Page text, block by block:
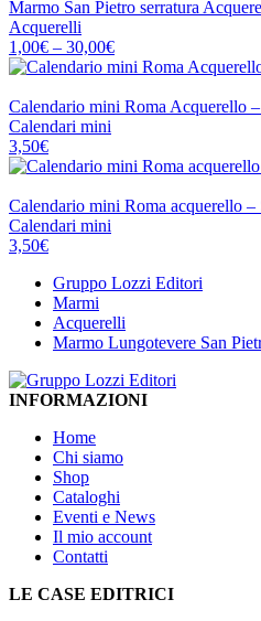
Marmo San Pietro serratura
Acquerelli
1,00€ – 30,00€Fascia
di
da
30,00€
Calendario mini Roma Acquerello
Calendari mini
3,50€
Calendario mini Roma acquerello –
Calendari mini
3,50€
Gruppo Lozzi Editori
Marmi
Acquerelli
Marmo Lungotevere San
INFORMAZIONI
Home
Chi siamo
Shop
Cataloghi
Eventi e News
Il mio account
Contatti
LE CASE EDITRICI